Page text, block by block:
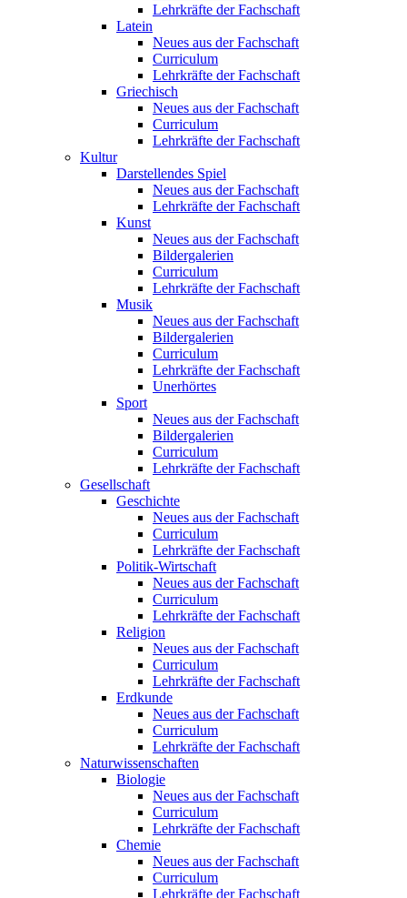
Lehrkräfte der Fachschaft
Latein
Neues aus der Fachschaft
Curriculum
Lehrkräfte der Fachschaft
Griechisch
Neues aus der Fachschaft
Curriculum
Lehrkräfte der Fachschaft
Kultur
Darstellendes Spiel
Neues aus der Fachschaft
Lehrkräfte der Fachschaft
Kunst
Neues aus der Fachschaft
Bildergalerien
Curriculum
Lehrkräfte der Fachschaft
Musik
Neues aus der Fachschaft
Bildergalerien
Curriculum
Lehrkräfte der Fachschaft
Unerhörtes
Sport
Neues aus der Fachschaft
Bildergalerien
Curriculum
Lehrkräfte der Fachschaft
Gesellschaft
Geschichte
Neues aus der Fachschaft
Curriculum
Lehrkräfte der Fachschaft
Politik-Wirtschaft
Neues aus der Fachschaft
Curriculum
Lehrkräfte der Fachschaft
Religion
Neues aus der Fachschaft
Curriculum
Lehrkräfte der Fachschaft
Erdkunde
Neues aus der Fachschaft
Curriculum
Lehrkräfte der Fachschaft
Naturwissenschaften
Biologie
Neues aus der Fachschaft
Curriculum
Lehrkräfte der Fachschaft
Chemie
Neues aus der Fachschaft
Curriculum
Lehrkräfte der Fachschaft